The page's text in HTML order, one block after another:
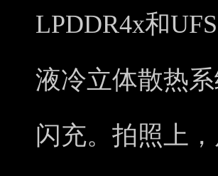
LPDDR4x和
液冷立体散热
闪充。拍照上